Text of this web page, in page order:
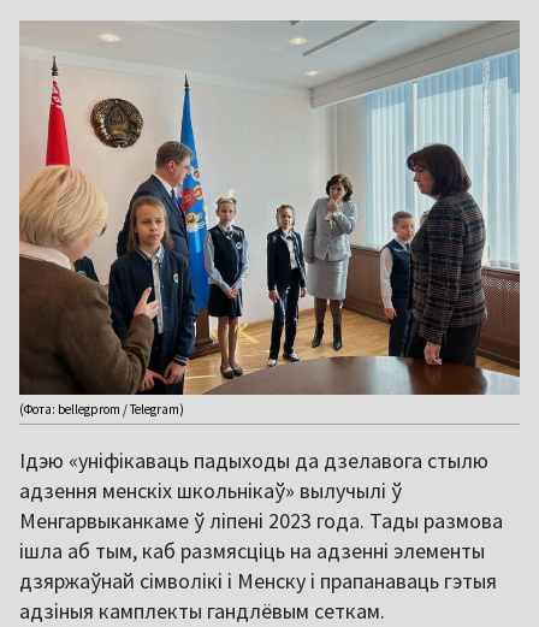
(Фота: bellegprom / Telegram)
Ідэю «уніфікаваць падыходы да дзелавога стылю
адзення менскіх школьнікаў» вылучылі ў
Менгарвыканкаме ў ліпені 2023 года. Тады размова
ішла аб тым, каб размясціць на адзенні элементы
дзяржаўнай сімволікі і Менску і прапанаваць гэтыя
адзіныя камплекты гандлёвым сеткам.